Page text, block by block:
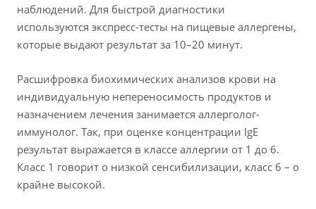
наблюдений. Для быстрой диагностики
используются экспресс-тесты на пищевые аллергены,
которые выдают результат за 10–20 минут.
Расшифровка биохимических анализов крови на
индивидуальную непереносимость продуктов и
назначением лечения занимается аллерголог-
иммунолог. Так, при оценке концентрации IgE
результат выражается в классе аллергии от 1 до 6.
Класс 1 говорит о низкой сенсибилизации, класс 6 – о
крайне высокой.